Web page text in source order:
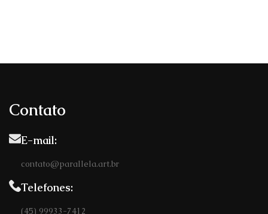
Contato
E-mail:
contato@parallela.art.br
Telefones:
(45) 99933-7412